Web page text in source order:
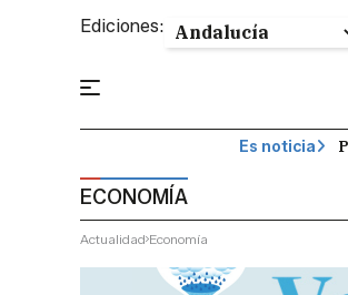
Ediciones:
Es noticia
ECONOMÍA
Actualidad Economía